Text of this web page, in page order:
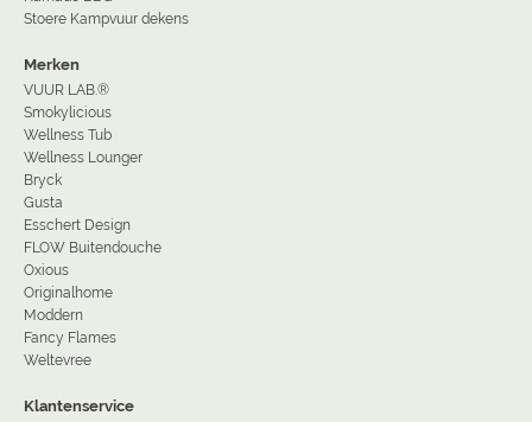
Stoere Kampvuur dekens
Merken
VUUR LAB.®
Smokylicious
Wellness Tub
Wellness Lounger
Bryck
Gusta
Esschert Design
FLOW Buitendouche
Oxious
Originalhome
Moddern
Fancy Flames
Weltevree
Klantenservice